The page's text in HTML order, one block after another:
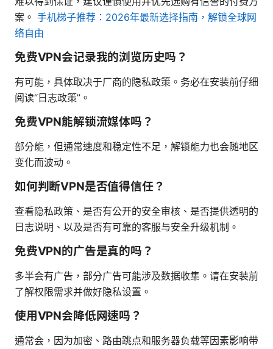
案。 手机梯子推荐：2026年最新选择指南，解锁全球网
络自由
免费VPN会记录我的浏览历史吗？
有可能，具体取决于厂商的隐私政策。务必在安装前仔细
阅读“日志政策”。
免费VPN能解锁流媒体吗？
部分能，但通常速度和稳定性不足，解锁能力也会随地区
变化而波动。
如何判断VPN是否值得信任？
查看隐私政策、是否有公开的安全审核、是否提供透明的
日志说明、以及是否有可靠的客服与安全升级机制。
免费VPN的广告是真的吗？
多半会有广告，部分广告可能涉及数据收集。请在安装前
了解权限需求并做好隐私设置。
使用VPN会降低网速吗？
通常会，因为加密、路由跳点和服务器负载等因素影响带